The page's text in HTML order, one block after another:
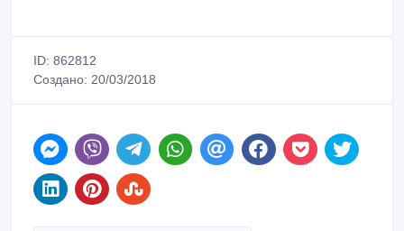
ID: 862812
Создано: 20/03/2018